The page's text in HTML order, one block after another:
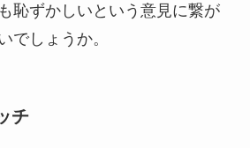
恥ずかしいという意見に繋が
でしょうか。
チ